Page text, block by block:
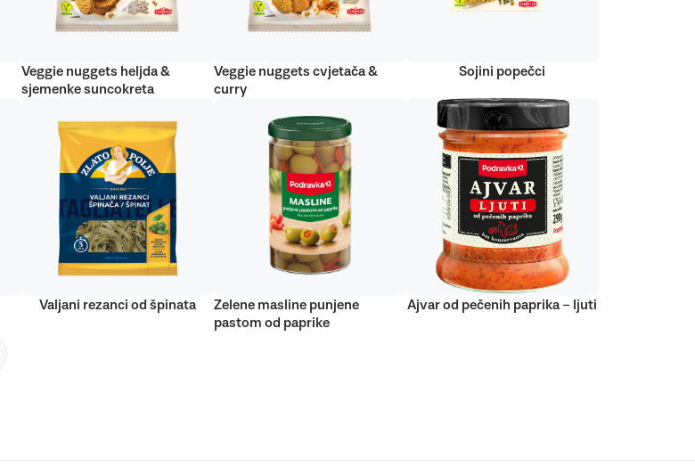
Veggie nuggets heljda &
sjemenke suncokreta
Veggie nuggets cvjetača &
curry
Sojini popečci
Valjani rezanci od špinata
Zelene masline punjene
pastom od paprike
Ajvar od pečenih paprika – ljuti